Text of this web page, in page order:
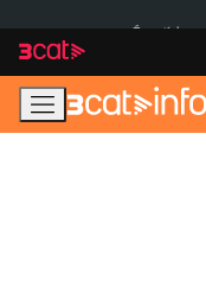
navegació
principal
contingut